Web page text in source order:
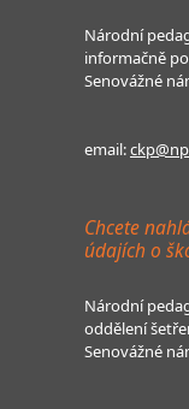
Národní
informačně
Senovážné
email:
Chcete
údajích o
Národní
oddělení
Senovážné